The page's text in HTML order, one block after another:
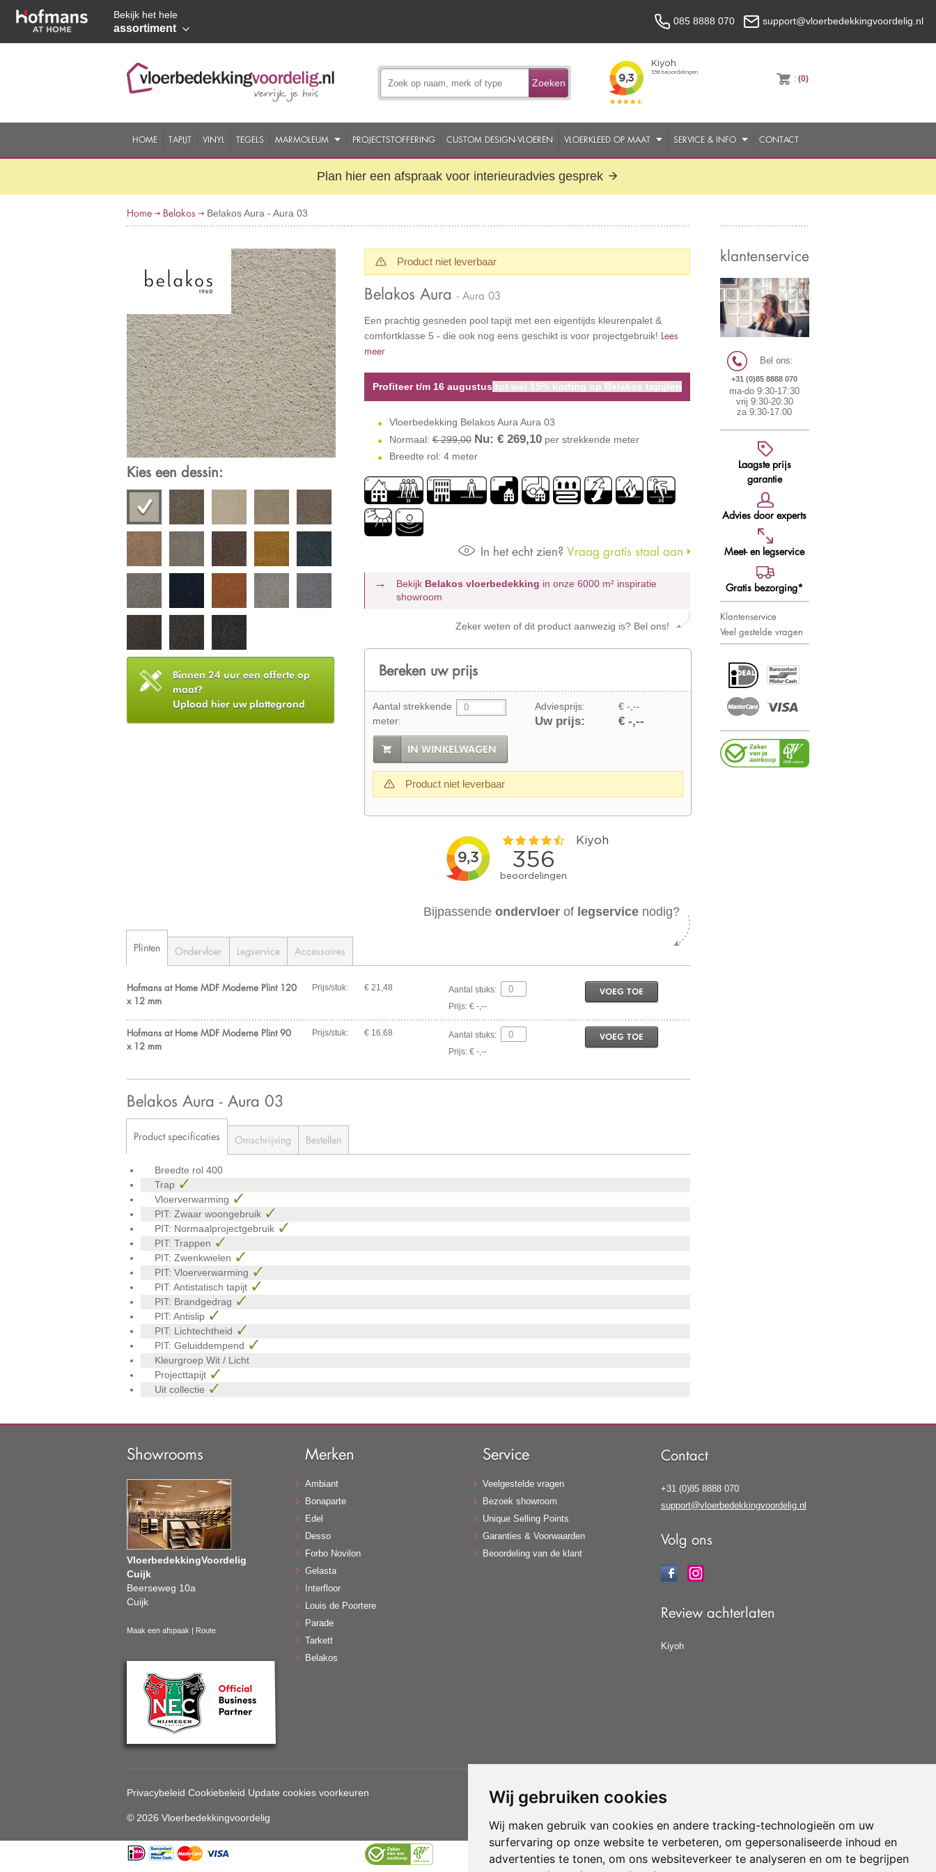
Wij gebruiken cookies
Wij maken gebruik van cookies en andere tracking-technologieën om uw
surfervaring op onze website te verbeteren, om gepersonaliseerde inhoud en
advertenties te tonen, om ons websiteverkeer te analyseren en om te begrijpen
Bekijk het hele
assortiment
085 8888 070 support@vloerbedekkingvoordelig.nl
Zoeken :(0)
HOME TAPIJT VINYL TEGELS MARMOLEUM PROJECTSTOFFERING CUSTOM DESIGN-VLOEREN VLOERKLEED OP MAAT SERVICE & INFO CONTACT
Plan hier een afspraak voor interieuradvies gesprek
Home Belakos Belakos Aura - Aura 03
Kies een dessin:
Binnen 24 uur een offerte op
maat?
Upload hier uw plattegrond
Product niet leverbaar
Belakos Aura - Aura 03
Een prachtig gesneden pool tapijt met een eigentijds kleurenpalet &
comfortklasse 5 - die ook nog eens geschikt is voor projectgebruik! Lees
meer
Profiteer t/m 16 augustus tot wel 15% korting op Belakos tapijten
Vloerbedekking Belakos Aura Aura 03
Normaal:€ 299,00 Nu: € 269,10per strekkende meter
Breedte rol: 4 meter
In het echt zien? Vraag gratis staal aan
Bekijk Belakos vloerbedekking in onze 6000 m² inspiratie
showroom
Zeker weten of dit product aanwezig is? Bel ons!
Bereken uw prijs
Aantal strekkende
meter:
Adviesprijs: € -,--
Uw prijs: € -,--
IN WINKELWAGEN
Product niet leverbaar
klantenservice
Bel ons:
+31 (0)85 8888 070
ma-do 9:30-17:30
vrij 9:30-20:30
za 9:30-17:00
Laagste prijs
garantie
Advies door experts
Meet- en legservice
Gratis bezorging*
Klantenservice
Veel gestelde vragen
Bijpassendeondervloer of legservice nodig?
Plinten Ondervloer Legservice Accessoires
Hofmans at Home MDF Moderne Plint 120
x 12 mm
Prijs/stuk: € 21,48
Aantal stuks:
Prijs: € -,--
VOEG TOE
Hofmans at Home MDF Moderne Plint 90
x 12 mm
Prijs/stuk: € 16,68
Aantal stuks:
Prijs: € -,--
VOEG TOE
Belakos Aura - Aura 03
Product specificaties Omschrijving Bestellen
Breedte rol 400
Trap
Vloerverwarming
PIT: Zwaar woongebruik
PIT: Normaalprojectgebruik
PIT: Trappen
PIT: Zwenkwielen
PIT: Vloerverwarming
PIT: Antistatisch tapijt
PIT: Brandgedrag
PIT: Antislip
PIT: Lichtechtheid
PIT: Geluiddempend
Kleurgroep Wit / Licht
Projecttapijt
Uit collectie
Showrooms
VloerbedekkingVoordelig
Cuijk
Beerseweg 10a
Cuijk
Maak een afspaak | Route
Merken
Ambiant
Bonaparte
Edel
Desso
Forbo Novilon
Gelasta
Interfloor
Louis de Poortere
Parade
Tarkett
Belakos
Service
Veelgestelde vragen
Bezoek showroom
Unique Selling Points
Garanties & Voorwaarden
Beoordeling van de klant
Contact
+31 (0)85 8888 070
support@vloerbedekkingvoordelig.nl
Volg ons
Review achterlaten
Kiyoh
Privacybeleid Cookiebeleid Update cookies voorkeuren
© 2026 Vloerbedekkingvoordelig
Gebruik van deze site betekent dat u dealgemene voorwaarden
Vloerenvoordelig.nl is een onderdeel van